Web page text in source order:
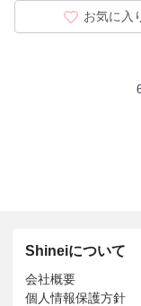
お気に入
Shineiについて
会社概要
個人情報保護方針